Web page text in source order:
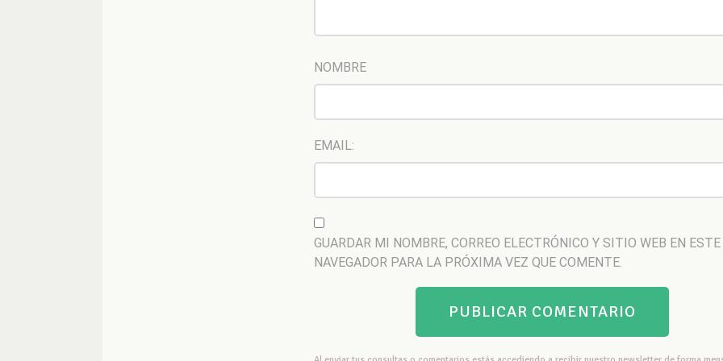
NOMBRE
EMAIL:
GUARDAR MI NOMBRE, CORREO ELECTRÓNICO Y SITIO WEB EN ESTE
NAVEGADOR PARA LA PRÓXIMA VEZ QUE COMENTE.